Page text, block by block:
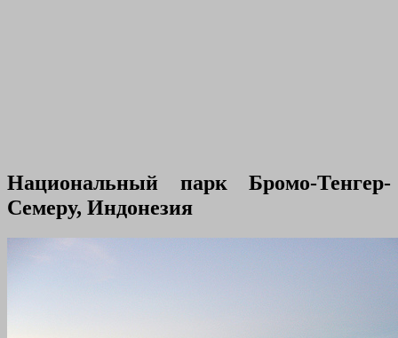
Национальный парк Бромо-Тенгер-
Семеру, Индонезия